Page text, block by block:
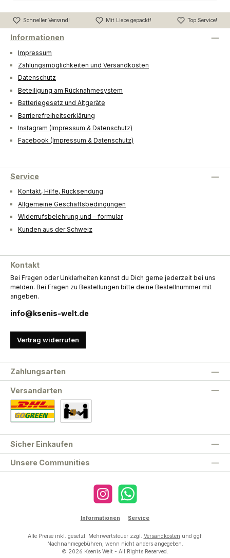
Schneller Versand! Mit Liebe gepackt! Top Service!
Informationen
Impressum
Zahlungsmöglichkeiten und Versandkosten
Datenschutz
Beteiligung am Rücknahmesystem
Batteriegesetz und Altgeräte
Barrierefreiheitserklärung
Instagram (Impressum & Datenschutz)
Facebook (Impressum & Datenschutz)
Service
Kontakt, Hilfe, Rücksendung
Allgemeine Geschäftsbedingungen
Widerrufsbelehrung und - formular
Kunden aus der Schweiz
Kontakt
Bei Fragen oder Unklarheiten kannst du Dich gerne jederzeit bei uns
melden. Bei Fragen zu Bestellungen bitte deine Bestellnummer mit
angeben.
info@ksenis-welt.de
Vertrag widerrufen
Unsere Communities
Zahlungsarten
Versandarten
Sicher Einkaufen
Instagram WhatsApp
Informationen Service
Alle Preise inkl. gesetzl. Mehrwertsteuer zzgl. Versandkosten und ggf.
Nachnahmegebühren, wenn nicht anders angegeben.
© 2026 Ksenis Welt - All Rights Reserved.